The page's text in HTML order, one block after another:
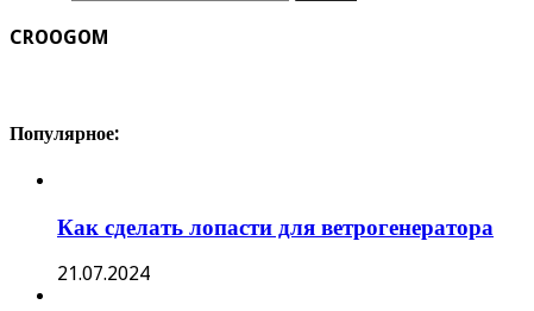
CROOGOM
Популярное:
Как сделать лопасти для ветрогенератора
21.07.2024